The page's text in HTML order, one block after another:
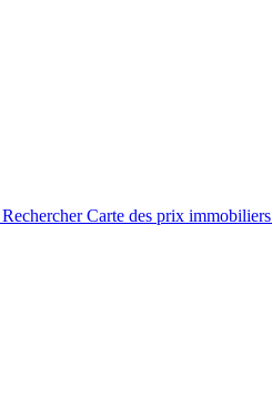
Rechercher Carte des prix immobiliers